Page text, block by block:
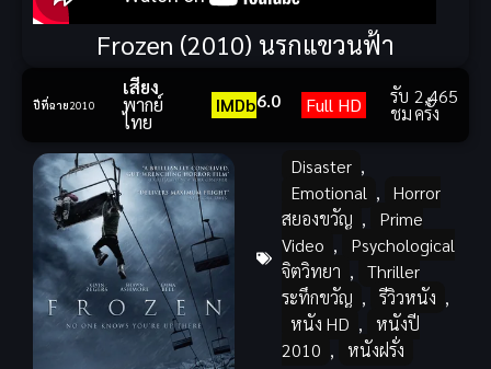
Frozen (2010) นรกแขวนฟ้า
ปีที่ฉาย2010
เสียง
พากย์
ไทย
IMDb6.0 Full HD รับ
ชม
2,465
ครั้ง
Disaster ,
Emotional ,
Horror
สยองขวัญ ,
Prime
Video ,
Psychological
จิตวิทยา ,
Thriller
ระทึกขวัญ , รีวิวหนัง ,
หนัง HD ,
หนังปี
2010 , หนังฝรั่ง